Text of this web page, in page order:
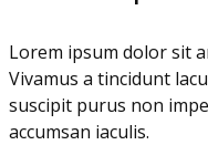
Lorem ipsum dolor sit
Vivamus a tincidunt
suscipit purus non
accumsan iaculis.